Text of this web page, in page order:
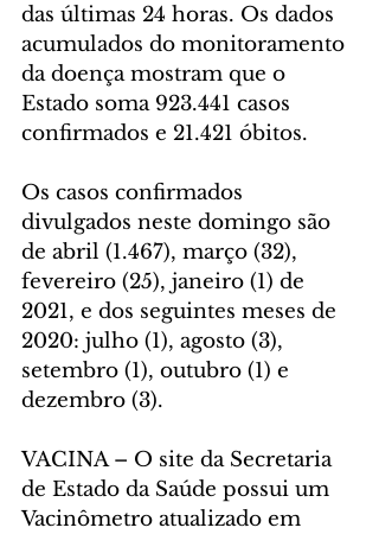
das últimas 24 horas. Os dados
acumulados do monitoramento
da doença mostram que o
Estado soma 923.441 casos
confirmados e 21.421 óbitos.
Os casos confirmados
divulgados neste domingo são
de abril (1.467), março (32),
fevereiro (25), janeiro (1) de
2021, e dos seguintes meses de
2020: julho (1), agosto (3),
setembro (1), outubro (1) e
dezembro (3).
VACINA – O site da Secretaria
de Estado da Saúde possui um
Vacinômetro atualizado em